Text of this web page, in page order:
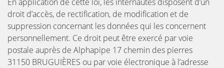
droit d’accès, de rectification, de modification et de
suppression concernant les données qui les concernent
personnellement. Ce droit peut être exercé par voie
postale auprès de Alphapipe 17 chemin des pierres
31150 BRUGUIÈRES ou par voie électronique à l’adresse